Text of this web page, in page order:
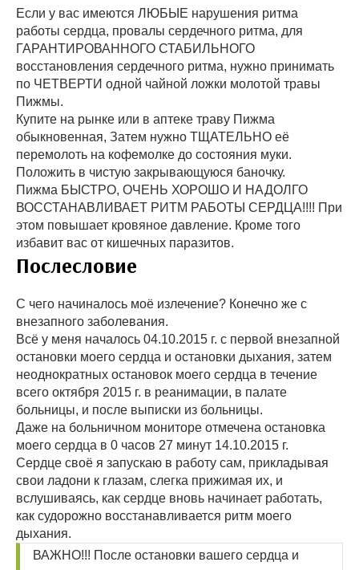
Если у вас имеются ЛЮБЫЕ нарушения ритма
работы сердца, провалы сердечного ритма, для
ГАРАНТИРОВАННОГО СТАБИЛЬНОГО
восстановления сердечного ритма, нужно принимать
по ЧЕТВЕРТИ одной чайной ложки молотой травы
Пижмы.
Купите на рынке или в аптеке траву Пижма
обыкновенная, Затем нужно ТЩАТЕЛЬНО её
перемолоть на кофемолке до состояния муки.
Положить в чистую закрывающуюся баночку.
Пижма БЫСТРО, ОЧЕНЬ ХОРОШО И НАДОЛГО
ВОССТАНАВЛИВАЕТ РИТМ РАБОТЫ СЕРДЦА!!!! При
этом повышает кровяное давление. Кроме того
избавит вас от кишечных паразитов.
Послесловие
С чего начиналось моё излечение? Конечно же с
внезапного заболевания.
Всё у меня началось 04.10.2015 г. с первой внезапной
остановки моего сердца и остановки дыхания, затем
неоднократных остановок моего сердца в течение
всего октября 2015 г. в реанимации, в палате
больницы, и после выписки из больницы.
Даже на больничном мониторе отмечена остановка
моего сердца в 0 часов 27 минут 14.10.2015 г.
Сердце своё я запускаю в работу сам, прикладывая
свои ладони к глазам, слегка прижимая их, и
вслушиваясь, как сердце вновь начинает работать,
как судорожно восстанавливается ритм моего
дыхания.
ВАЖНО!!! После остановки вашего сердца и